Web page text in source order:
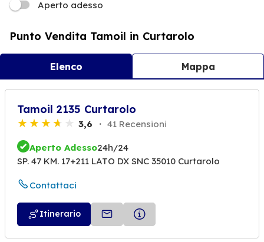
Aperto adesso
Punto Vendita Tamoil in Curtarolo
Elenco Mappa
Tamoil 2135 Curtarolo
3,6 41 Recensioni
Aperto Adesso24h/24
SP. 47 KM. 17+211 LATO DX SNC 35010 Curtarolo
Contattaci
Itinerario